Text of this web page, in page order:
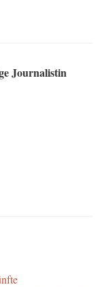
Journalistin